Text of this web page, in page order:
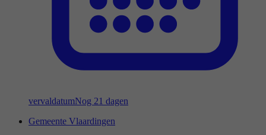
vervaldatumNog 21 dagen
Gemeente Vlaardingen